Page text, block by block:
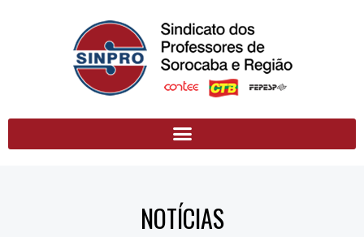
NOTÍCIAS